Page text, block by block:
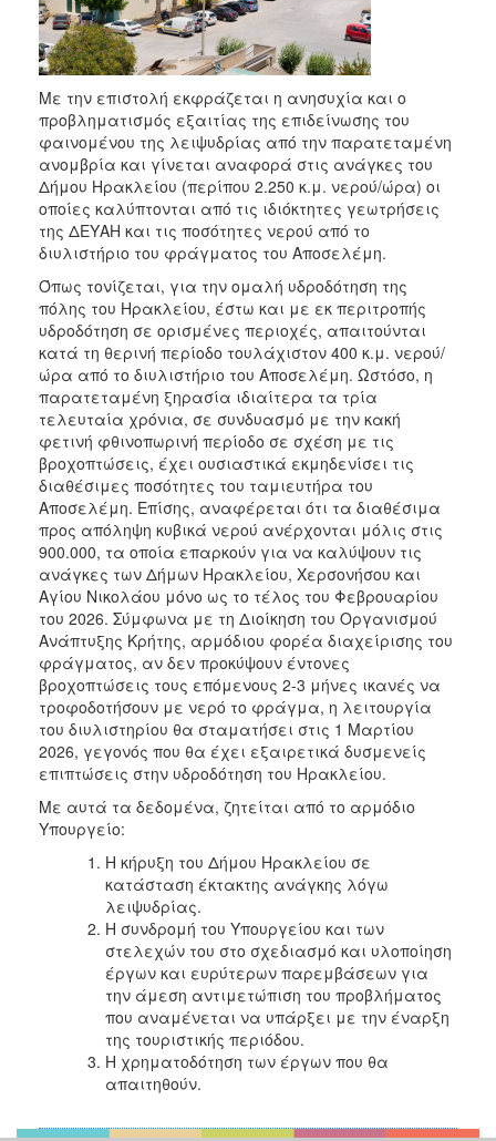
Με την επιστολή εκφράζεται η ανησυχία και ο
προβληματισμός εξαιτίας της επιδείνωσης του
φαινομένου της λειψυδρίας από την παρατεταμένη
ανομβρία και γίνεται αναφορά στις ανάγκες του
Δήμου Ηρακλείου (περίπου 2.250 κ.μ. νερού/ώρα) οι
οποίες καλύπτονται από τις ιδιόκτητες γεωτρήσεις
της ΔΕΥΑΗ και τις ποσότητες νερού από το
διυλιστήριο του φράγματος του Αποσελέμη.
Όπως τονίζεται, για την ομαλή υδροδότηση της
πόλης του Ηρακλείου, έστω και με εκ περιτροπής
υδροδότηση σε ορισμένες περιοχές, απαιτούνται
κατά τη θερινή περίοδο τουλάχιστον 400 κ.μ. νερού/
ώρα από το διυλιστήριο του Αποσελέμη. Ωστόσο, η
παρατεταμένη ξηρασία ιδιαίτερα τα τρία
τελευταία χρόνια, σε συνδυασμό με την κακή
φετινή φθινοπωρινή περίοδο σε σχέση με τις
βροχοπτώσεις, έχει ουσιαστικά εκμηδενίσει τις
διαθέσιμες ποσότητες του ταμιευτήρα του
Αποσελέμη. Επίσης, αναφέρεται ότι τα διαθέσιμα
προς απόληψη κυβικά νερού ανέρχονται μόλις στις
900.000, τα οποία επαρκούν για να καλύψουν τις
ανάγκες των Δήμων Ηρακλείου, Χερσονήσου και
Αγίου Νικολάου μόνο ως το τέλος του Φεβρουαρίου
του 2026. Σύμφωνα με τη Διοίκηση του Οργανισμού
Ανάπτυξης Κρήτης, αρμόδιου φορέα διαχείρισης του
φράγματος, αν δεν προκύψουν έντονες
βροχοπτώσεις τους επόμενους 2-3 μήνες ικανές να
τροφοδοτήσουν με νερό το φράγμα, η λειτουργία
του διυλιστηρίου θα σταματήσει στις 1 Μαρτίου
2026, γεγονός που θα έχει εξαιρετικά δυσμενείς
επιπτώσεις στην υδροδότηση του Ηρακλείου.
Με αυτά τα δεδομένα, ζητείται από το αρμόδιο
Υπουργείο:
Η κήρυξη του Δήμου Ηρακλείου σε
κατάσταση έκτακτης ανάγκης λόγω
λειψυδρίας.
Η συνδρομή του Υπουργείου και των
στελεχών του στο σχεδιασμό και υλοποίηση
έργων και ευρύτερων παρεμβάσεων για
την άμεση αντιμετώπιση του προβλήματος
που αναμένεται να υπάρξει με την έναρξη
της τουριστικής περιόδου.
Η χρηματοδότηση των έργων που θα
απαιτηθούν.